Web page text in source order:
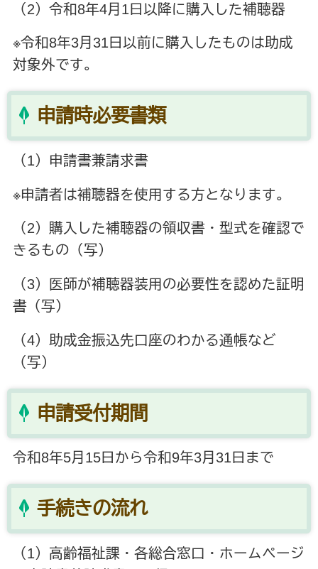
（2）令和8年4月1日以降に購入した補聴器
※令和8年3月31日以前に購入したものは助成
対象外です。
申請時必要書類
（1）申請書兼請求書
※申請者は補聴器を使用する方となります。
（2）購入した補聴器の領収書・型式を確認で
きるもの（写）
（3）医師が補聴器装用の必要性を認めた証明
書（写）
（4）助成金振込先口座のわかる通帳など
（写）
申請受付期間
令和8年5月15日から令和9年3月31日まで
手続きの流れ
（1）高齢福祉課・各総合窓口・ホームページ